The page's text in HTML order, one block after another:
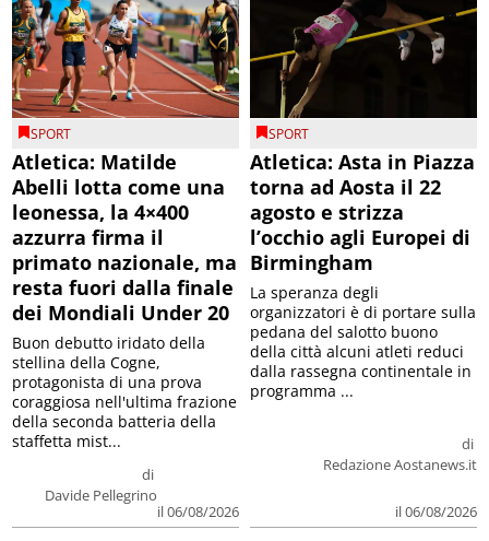
SPORT
Atletica: Matilde
Abelli lotta come una
leonessa, la 4×400
azzurra firma il
primato nazionale, ma
resta fuori dalla finale
dei Mondiali Under 20
di
Davide Pellegrino
il 06/08/2026
Buon debutto iridato della
stellina della Cogne,
protagonista di una prova
coraggiosa nell'ultima frazione
della seconda batteria della
staffetta mist...
SPORT
Atletica: Asta in Piazza
torna ad Aosta il 22
agosto e strizza
l’occhio agli Europei di
Birmingham
di
Redazione Aostanews.it
il 06/08/2026
La speranza degli
organizzatori è di portare sulla
pedana del salotto buono
della città alcuni atleti reduci
dalla rassegna continentale in
programma ...